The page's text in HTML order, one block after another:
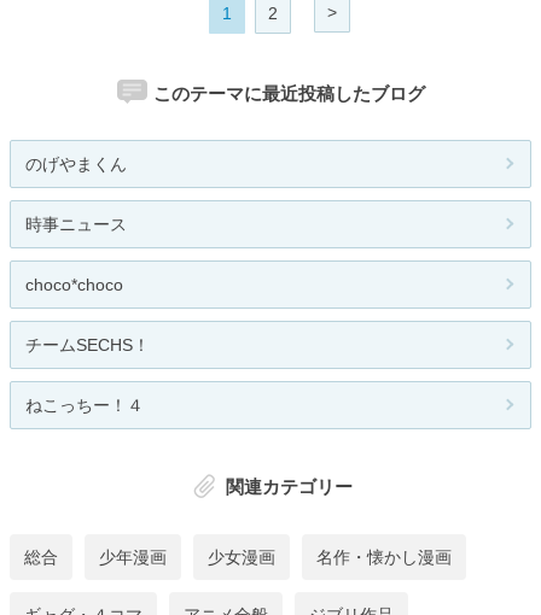
1 2 >
このテーマに最近投稿したブログ
のげやまくん
時事ニュース
choco*choco
チームSECHS！
ねこっちー！４
関連カテゴリー
総合 少年漫画 少女漫画 名作・懐かし漫画